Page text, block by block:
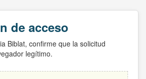
de acceso
Biblat, confirme que la solicitud
legítimo.